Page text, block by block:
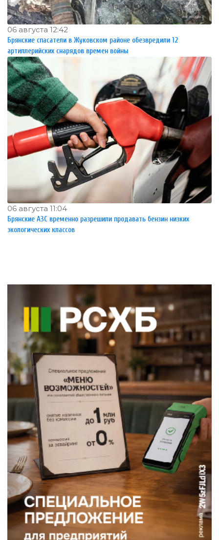
06 августа 12:42
Брянские спасатели в Жуковском районе обезвредили 12
артиллерийских снарядов времен войны
06 августа 11:04
Брянские АЗС временно разрешили продавать бензин низких
экологических классов